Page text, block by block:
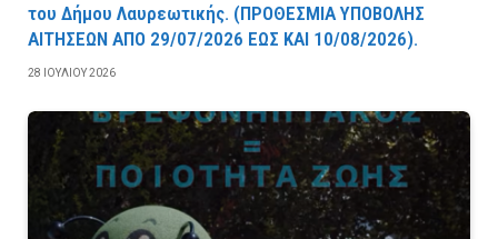
του Δήμου Λαυρεωτικής. (ΠPOΘEΣMIA YΠOBOΛHΣ
AITHΣEΩN AΠO 29/07/2026 EΩΣ KAI 10/08/2026).
28 ΙΟΥΛΊΟΥ 2026